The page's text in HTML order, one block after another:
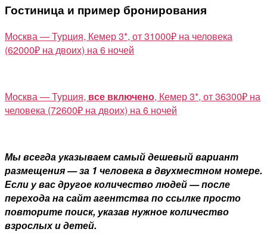
Гостиница и пример бронирования
Москва — Турция, Кемер 3*, от 31000₽ на человека
(62000₽ на двоих) на 6 ночей
Москва — Турция, все включено, Кемер 3*, от 36300₽ на
человека (72600₽ на двоих) на 6 ночей
Мы всегда указываем самый дешевый вариант
размещения — за 1 человека в двухместном номере.
Если у вас другое количество людей — после
перехода на сайт агентства по ссылке просто
повторите поиск, указав нужное количество
взрослых и детей.